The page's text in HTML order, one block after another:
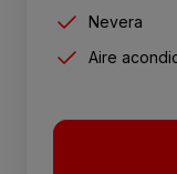
Nevera
Aire